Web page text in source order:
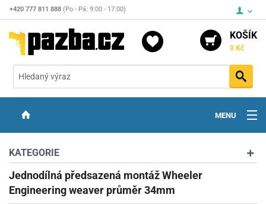
+420 777 811 888 (Po - Pá: 9:00 - 17:00)
KOŠÍK
0 Kč
MENU
OPTIKA
STŘELIVO
KATEGORIE
Jednodílná předsazená montáž Wheeler
Engineering weaver průměr 34mm